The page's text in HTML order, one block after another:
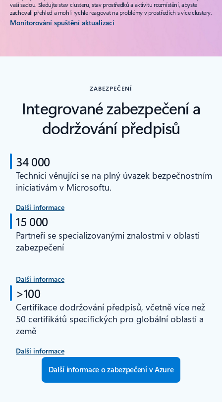
vaší sadou. Sledujte stav clusteru, stav prostředků a aktivitu rozmístění, abyste
zachovali přehled a mohli rychle reagovat na problémy v prostředích s více clustery.
Monitorování spuštění aktualizací
ZABEZPEČENÍ
Integrované zabezpečení a
dodržování předpisů
34 000
Technici věnující se na plný úvazek bezpečnostním
iniciativám v Microsoftu.
Další informace
15 000
Partneři se specializovanými znalostmi v oblasti
zabezpečení
Další informace
>100
Certifikace dodržování předpisů, včetně více než
50 certifikátů specifických pro globální oblasti a
země
Další informace
Další informace o zabezpečení v Azure